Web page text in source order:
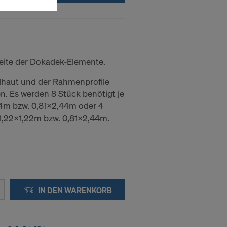
der Dokadek-Elemente.
und der Rahmenprofile
Es werden 8 Stück benötigt je
bzw. 0,81x2,44m oder 4
bzw. 0,81x2,44m.
IN DEN WARENKORB
dem
indem